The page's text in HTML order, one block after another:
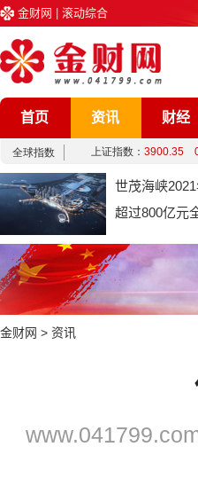
金财网 滚动综合
首页 资讯 财经
企业 文化 娱乐
世茂海峡
超过800亿元
金财网 > 资讯